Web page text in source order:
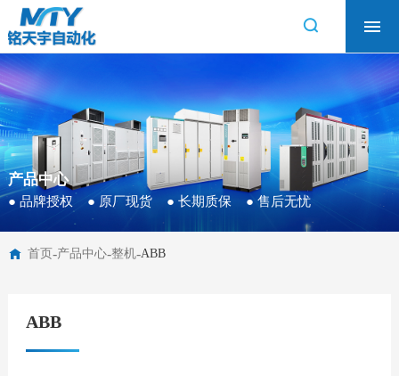
产品中心
技术支持
资料下载
关于我们
产品中心
● 品牌授权 ● 原厂现货 ● 长期质保 ● 售后无忧
首页-产品中心-整机-ABB
ABB